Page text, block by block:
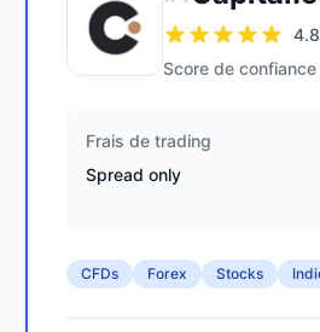
4.8
Score de confiance
Frais de trading
Spread only
CFDs Forex Stocks